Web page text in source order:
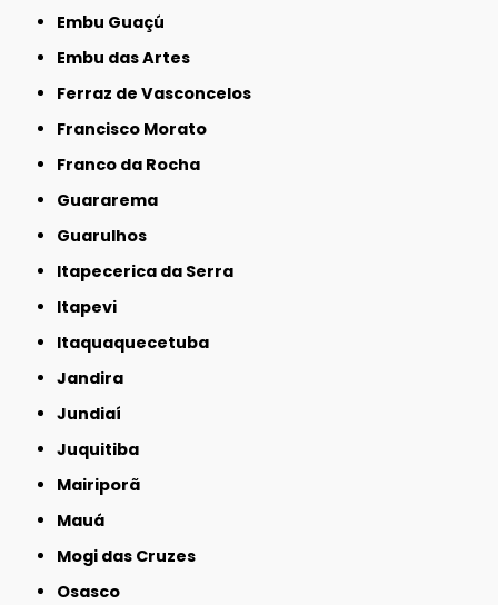
Embu Guaçú
Embu das Artes
Ferraz de Vasconcelos
Francisco Morato
Franco da Rocha
Guararema
Guarulhos
Itapecerica da Serra
Itapevi
Itaquaquecetuba
Jandira
Jundiaí
Juquitiba
Mairiporã
Mauá
Mogi das Cruzes
Osasco